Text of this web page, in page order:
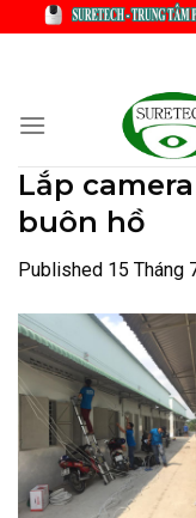
Lắp
buôn hồ
Published 15 Tháng